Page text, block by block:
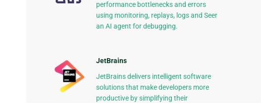
performance bottlenecks and errors
using monitoring, replays, logs and Seer
an AI agent for debugging.
JetBrains
JetBrains delivers intelligent software
solutions that make developers more
productive by simplifying their